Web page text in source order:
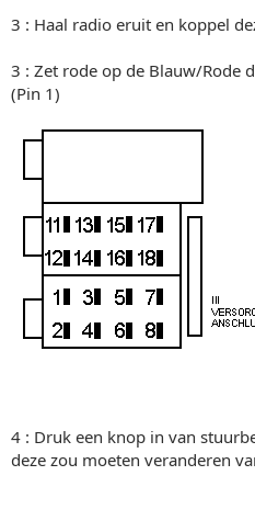
3 : Haal radio eruit en koppel
3 : Zet rode op de Blauw/Rode
(Pin 1)
4 : Druk een knop in van
deze zou moeten veranderen